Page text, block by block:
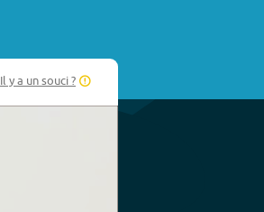
Il y a un souci ?